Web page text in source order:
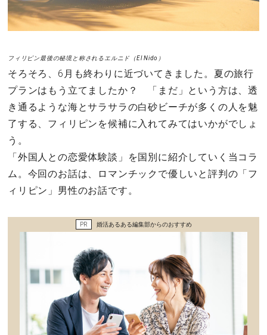
特集
ファッション・美容
グルメ
不倫・だめ男
カルチャー・トレンド・芸能
驚き
フィリピン最後の秘境と称されるエルニド（El Nido）
そろそろ、6月も終わりに近づいてきました。夏の旅行
プランはもう立てましたか？ 「まだ」という方は、透
き通るような海とサラサラの白砂ビーチが多くの人を魅
了する、フィリピンを候補に入れてみてはいかがでしょ
う。
「外国人との恋愛体験談」を国別に紹介していく当コラ
ム。今回のお話は、ロマンチックで優しいと評判の「フ
ィリピン」男性のお話です。
PR 婚活あるある編集部からのおすすめ